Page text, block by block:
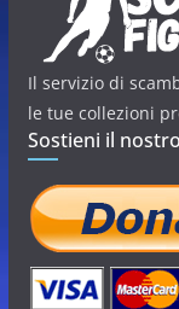
Il servizio di
le tue collezioni
Sostieni il